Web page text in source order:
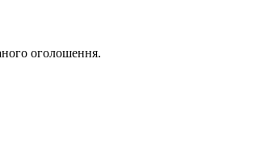
оголошення.